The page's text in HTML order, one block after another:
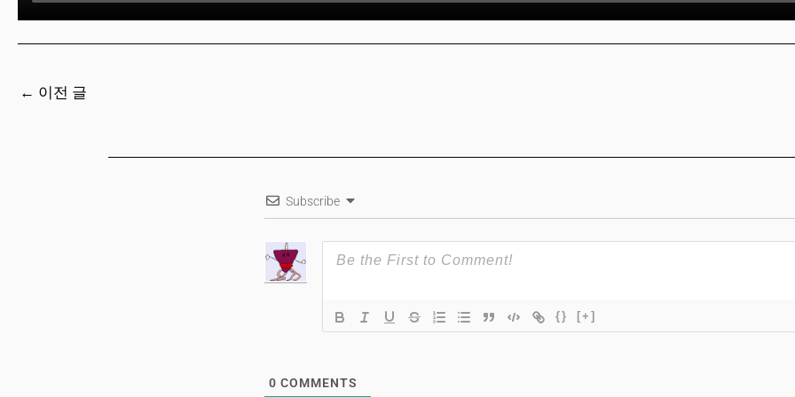
← 이전 글
Subscribe
{} [+]
0 COMMENTS